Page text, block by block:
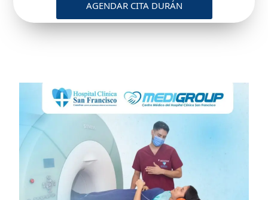
AGENDAR CITA DURÁN